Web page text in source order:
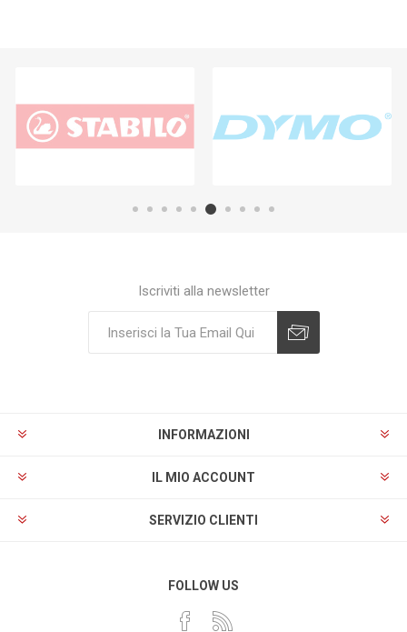
Iscriviti alla newsletter
INFORMAZIONI
IL MIO ACCOUNT
SERVIZIO CLIENTI
FOLLOW US